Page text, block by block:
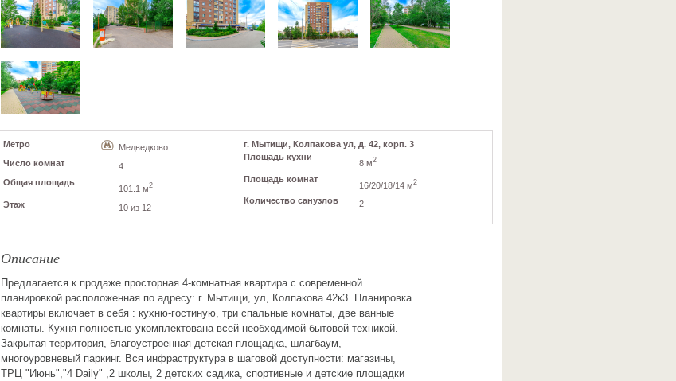
Метро
Медведково
Число комнат
4
Общая площадь
101.1 м2
Этаж 10 из 12
г. Мытищи, Колпакова ул, д. 42, корп. 3
Площадь кухни
8 м2
Площадь комнат
16/20/18/14 м2
Количество санузлов 2
Описание
Предлагается к продаже просторная 4-комнатная квартира с современной
планировкой расположенная по адресу: г. Мытищи, ул, Колпакова 42к3. Планировка
квартиры включает в себя : кухню-гостиную, три спальные комнаты, две ванные
комнаты. Кухня полностью укомплектована всей необходимой бытовой техникой.
Закрытая территория, благоустроенная детская площадка, шлагбаум,
многоуровневый паркинг. Вся инфраструктура в шаговой доступности: магазины,
ТРЦ "Июнь","4 Daily" ,2 школы, 2 детских садика, спортивные и детские площадки